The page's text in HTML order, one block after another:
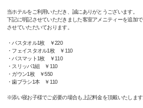
当ホテルをご利用いただき、誠にありがとうございます。
下記に明記させていただきました客室アメニティーを追加
させていただいております。
・バスタオル1枚 ￥220
・フェイスタオル1枚 ￥110
・バスマット1枚 ￥110
・スリッパ1組 ￥110
・ガウン1枚 ￥550
・歯ブラシ1本 ￥110
※添い寝お子様でご必要の場合も上記料金を頂戴いたしま